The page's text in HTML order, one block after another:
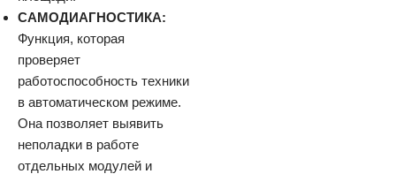
САМОДИАГНОСТИКА:
Функция, которая
проверяет
работоспособность техники
в автоматическом режиме.
Она позволяет выявить
неполадки в работе
отдельных модулей и